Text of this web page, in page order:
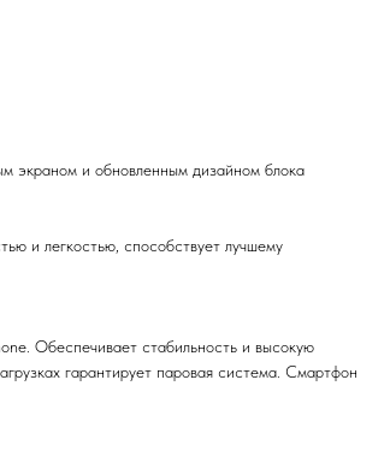
экраном и обновленным дизайном блока
и легкостью, способствует лучшему
Обеспечивает стабильность и высокую
гарантирует паровая система. Смартфон